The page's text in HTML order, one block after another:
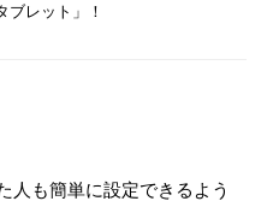
ブレット」！
人も簡単に設定できるよう